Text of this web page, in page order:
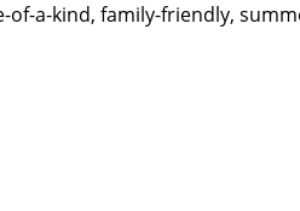
a-kind, family-friendly,